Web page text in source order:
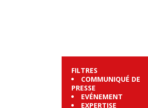
FILTRES
COMMUNIQUÉ DE
PRESSE
EVÉNEMENT
EXPERTISE